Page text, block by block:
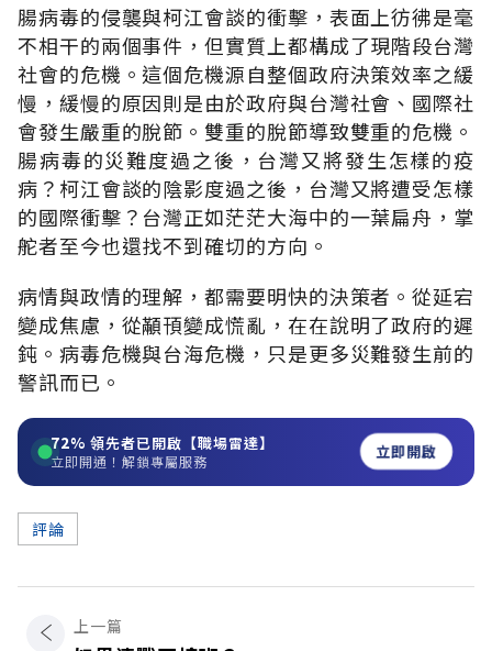
腸病毒的侵襲與柯江會談的衝擊，表面上彷彿是毫
不相干的兩個事件，但實質上都構成了現階段台灣
社會的危機。這個危機源自整個政府決策效率之緩
慢，緩慢的原因則是由於政府與台灣社會、國際社
會發生嚴重的脫節。雙重的脫節導致雙重的危機。
腸病毒的災難度過之後，台灣又將發生怎樣的疫
病？柯江會談的陰影度過之後，台灣又將遭受怎樣
的國際衝擊？台灣正如茫茫大海中的一葉扁舟，掌
舵者至今也還找不到確切的方向。
病情與政情的理解，都需要明快的決策者。從延宕
變成焦慮，從顢頇變成慌亂，在在說明了政府的遲
鈍。病毒危機與台海危機，只是更多災難發生前的
警訊而已。
72% 領先者已開啟【職場雷達】
立即開通！解鎖專屬服務 立即開啟
評論
上一篇